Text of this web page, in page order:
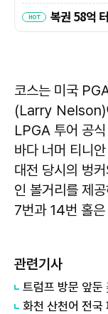
코스는 미국
(Larry Nelson)
LPGA 투어 공
바다 너머 티니
대전 당시의 벙
인 볼거리를 제
7번과 14번 홀
관련기사
트럼프 방문 앞둔